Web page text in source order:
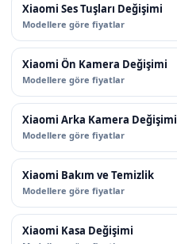
Xiaomi Ses Tuşları Değişimi
Modellere göre fiyatlar
Xiaomi Ön Kamera Değişimi
Modellere göre fiyatlar
Xiaomi Arka Kamera Değişimi
Modellere göre fiyatlar
Xiaomi Bakım ve Temizlik
Modellere göre fiyatlar
Xiaomi Kasa Değişimi